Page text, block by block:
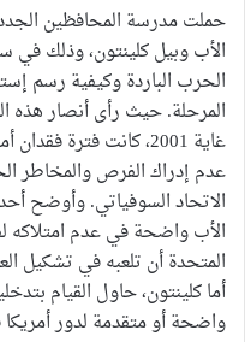
حملت مدرسة المحافظين
الأب وبيل كلينتون، وذلك في
الحرب الباردة وكيفية رسم
غاية 2001، كانت فترة
عدم إدراك الفرص والمخاطر
الاتحاد السوفياتي. وأوضح
الأب واضحة في عدم امتلاكه
المتحدة أن تلعبه في تشكيل
أما كلينتون، حاول القيام
واضحة أو متقدمة لدور أمريكا